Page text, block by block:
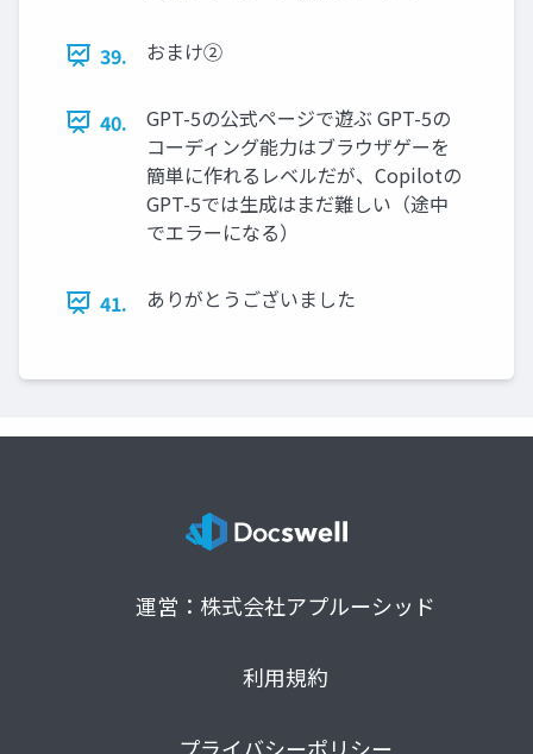
39. おまけ②
40.
GPT-5の公式ページで遊ぶ GPT-5の
コーディング能力はブラウザゲーを
簡単に作れるレベルだが、Copilotの
GPT-5では生成はまだ難しい（途中
でエラーになる）
41. ありがとうございました
運営：株式会社アプルーシッド
利用規約
プライバシーポリシー